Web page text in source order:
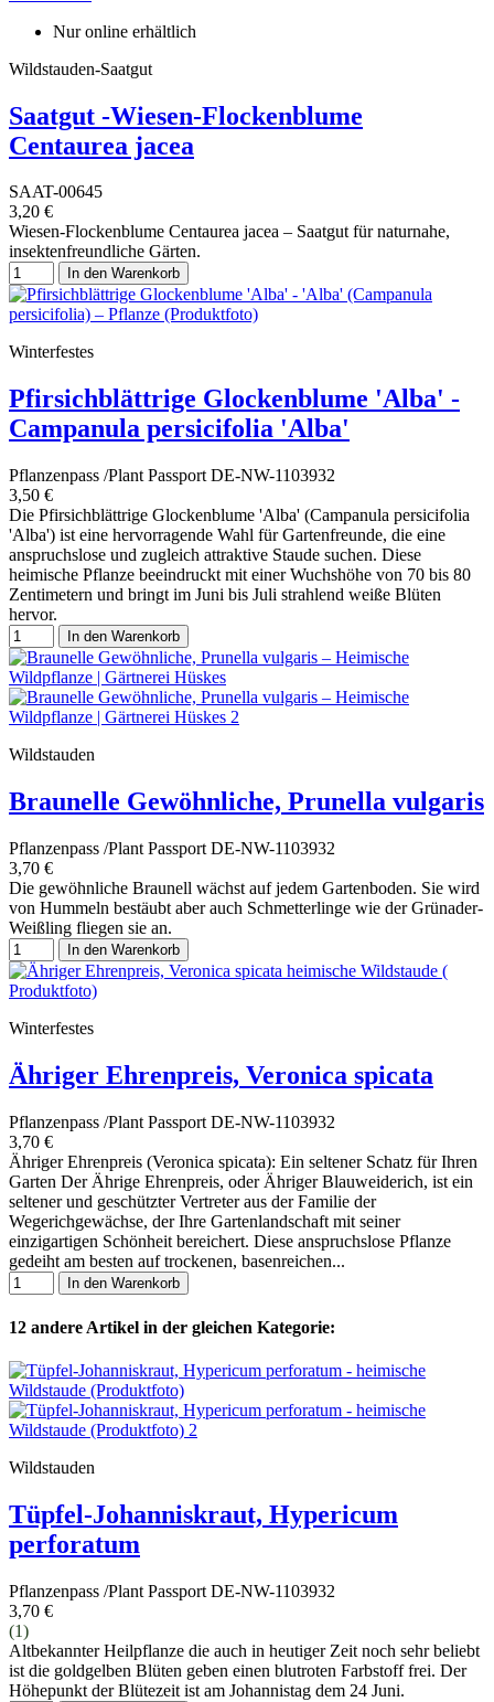
Nur online erhältlich
Wildstauden-Saatgut
Saatgut -Wiesen-Flockenblume
Centaurea jacea
SAAT-00645
3,20 €
Wiesen-Flockenblume Centaurea jacea – Saatgut für naturnahe,
insektenfreundliche Gärten.
In den Warenkorb
Winterfestes
Pfirsichblättrige Glockenblume 'Alba' -
Campanula persicifolia 'Alba'
Pflanzenpass /Plant Passport DE-NW-1103932
3,50 €
Die Pfirsichblättrige Glockenblume 'Alba' (Campanula persicifolia
'Alba') ist eine hervorragende Wahl für Gartenfreunde, die eine
anspruchslose und zugleich attraktive Staude suchen. Diese
heimische Pflanze beeindruckt mit einer Wuchshöhe von 70 bis 80
Zentimetern und bringt im Juni bis Juli strahlend weiße Blüten
hervor.
In den Warenkorb
Wildstauden
Braunelle Gewöhnliche, Prunella vulgaris
Pflanzenpass /Plant Passport DE-NW-1103932
3,70 €
Die gewöhnliche Braunell wächst auf jedem Gartenboden. Sie wird
von Hummeln bestäubt aber auch Schmetterlinge wie der Grünader-
Weißling fliegen sie an.
In den Warenkorb
Winterfestes
Ähriger Ehrenpreis, Veronica spicata
Pflanzenpass /Plant Passport DE-NW-1103932
3,70 €
Ähriger Ehrenpreis (Veronica spicata): Ein seltener Schatz für Ihren
Garten Der Ährige Ehrenpreis, oder Ähriger Blauweiderich, ist ein
seltener und geschützter Vertreter aus der Familie der
Wegerichgewächse, der Ihre Gartenlandschaft mit seiner
einzigartigen Schönheit bereichert. Diese anspruchslose Pflanze
gedeiht am besten auf trockenen, basenreichen...
In den Warenkorb
12 andere Artikel in der gleichen Kategorie:
Wildstauden
Tüpfel-Johanniskraut, Hypericum
perforatum
Pflanzenpass /Plant Passport DE-NW-1103932
3,70 €
(1)
Altbekannter Heilpflanze die auch in heutiger Zeit noch sehr beliebt
ist die goldgelben Blüten geben einen blutroten Farbstoff frei. Der
Höhepunkt der Blütezeit ist am Johannistag dem 24 Juni.